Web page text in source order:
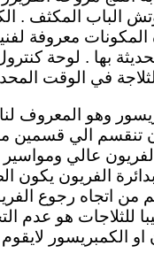
الباب المكثف .
معروفة
بها . لوحة
في الوقت
وهو المعروف
تنقسم الي قسمين
عالي ومواسير
الفريون
من اتجاه رجوع
للثلاجات هو عدم
الكمبريسور